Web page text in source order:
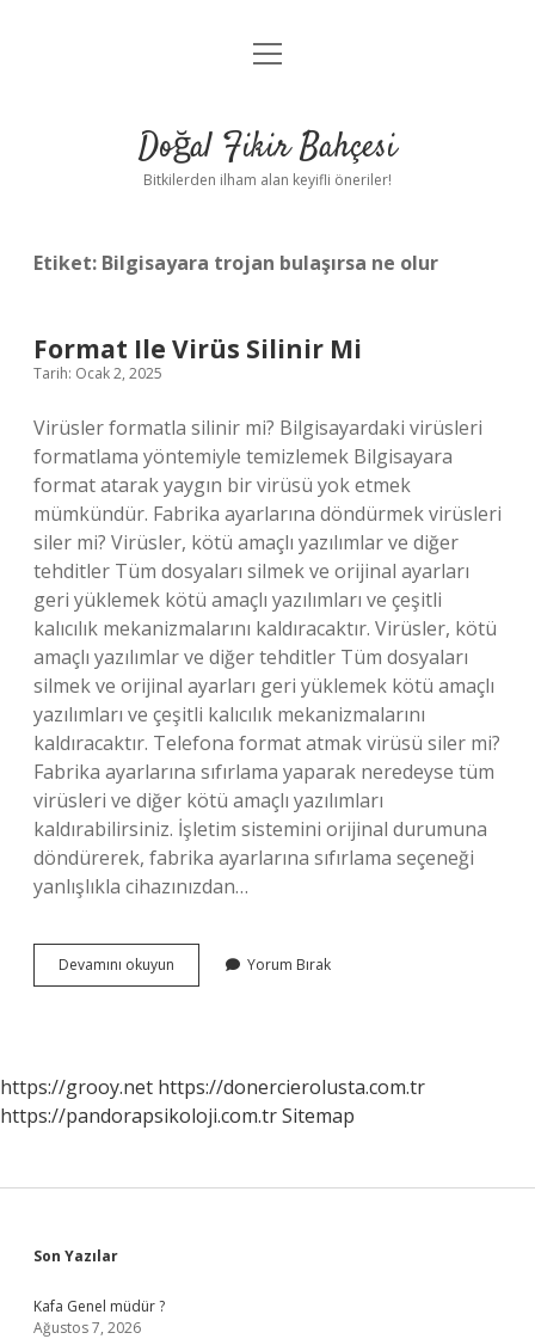
Anasayfa
Yasal Uyarı
menüyü
Doğal Fikir Bahçesi
Bitkilerden ilham alan keyifli öneriler!
Etiket: Bilgisayara trojan bulaşırsa ne olur
Format Ile Virüs Silinir Mi
Tarih: Ocak 2, 2025
Virüsler formatla silinir mi? Bilgisayardaki virüsleri
formatlama yöntemiyle temizlemek Bilgisayara
format atarak yaygın bir virüsü yok etmek
mümkündür. Fabrika ayarlarına döndürmek virüsleri
siler mi? Virüsler, kötü amaçlı yazılımlar ve diğer
tehditler Tüm dosyaları silmek ve orijinal ayarları
geri yüklemek kötü amaçlı yazılımları ve çeşitli
kalıcılık mekanizmalarını kaldıracaktır. Virüsler, kötü
amaçlı yazılımlar ve diğer tehditler Tüm dosyaları
silmek ve orijinal ayarları geri yüklemek kötü amaçlı
yazılımları ve çeşitli kalıcılık mekanizmalarını
kaldıracaktır. Telefona format atmak virüsü siler mi?
Fabrika ayarlarına sıfırlama yaparak neredeyse tüm
virüsleri ve diğer kötü amaçlı yazılımları
kaldırabilirsiniz. İşletim sistemini orijinal durumuna
döndürerek, fabrika ayarlarına sıfırlama seçeneği
yanlışlıkla cihazınızdan…
Devamını okuyun
Ile
Yorum Bırak
https://grooy.net https://donercierolusta.com.tr
https://pandorapsikoloji.com.trSitemap
Sidebar
Son Yazılar
Kafa Genel müdür ?
Ağustos 7, 2026